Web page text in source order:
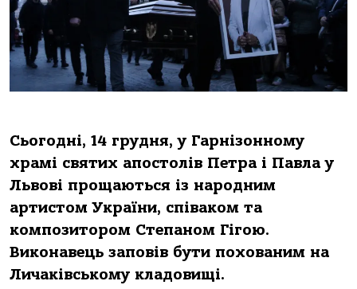
Сьогодні, 14 грудня, у Гарнізонному
храмі святих апостолів Петра і Павла у
Львові прощаються із народним
артистом України, співаком та
композитором Степаном Гігою.
Виконавець заповів бути похованим на
Личаківському кладовищі.